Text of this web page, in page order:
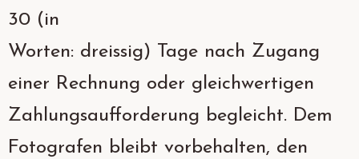
30 (in
Worten: dreissig) Tage nach Zugang
einer Rechnung oder gleichwertigen
Zahlungsaufforderung begleicht. Dem
Fotografen bleibt vorbehalten, den